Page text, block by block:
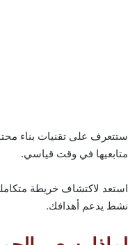
ستتعرف على تقنيات بناء
متابعيها في وقت قياسي.
استعد لاكتشاف خريطة
نشط يدعم أهدافك.